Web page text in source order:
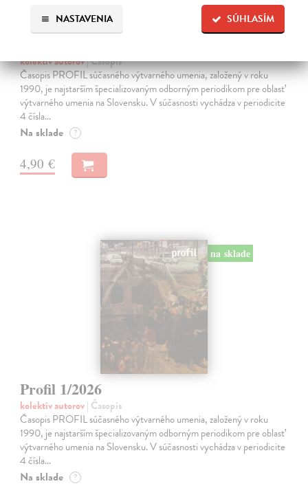
SÚHLASÍM
NASTAVENIA
kolektív autorov| Časopis
Časopis PROFIL súčasného výtvarného umenia, založený v roku
1990, je najstarším špecializovaným odborným periodikom pre oblasť
výtvarného umenia na Slovensku. V súčasnosti vychádza v periodicite
4 čísla…
Na sklade ?
4,90 €
na sklade
Profil 1/2026
kolektív autorov| Časopis
Časopis PROFIL súčasného výtvarného umenia, založený v roku
1990, je najstarším špecializovaným odborným periodikom pre oblasť
výtvarného umenia na Slovensku. V súčasnosti vychádza v periodicite
4 čísla…
Na sklade ?